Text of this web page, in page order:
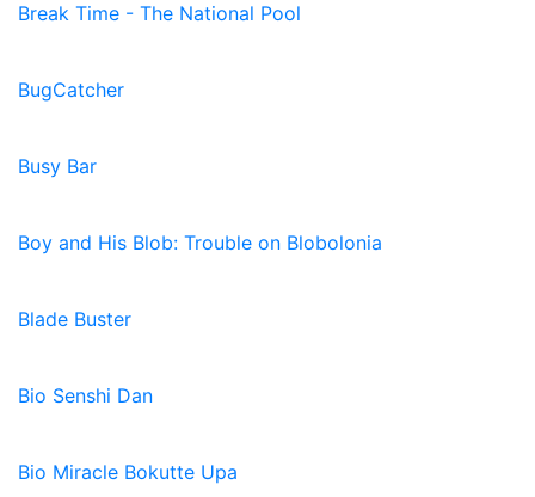
Break Time - The National Pool
BugCatcher
Busy Bar
Boy and His Blob: Trouble on Blobolonia
Blade Buster
Bio Senshi Dan
Bio Miracle Bokutte Upa